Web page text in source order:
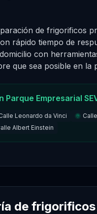
de frigorificos
rápido tiempo de
con
que sea posible en la
Parque Empresarial
Leonardo da Vinci
Albert Einstein
de